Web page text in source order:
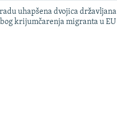
uhapšena dvojica državljana
krijumčarenja migranta u EU